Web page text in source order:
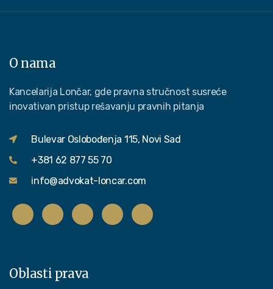
O nama
Kancelarija Lončar, gde pravna stručnost susreće
inovativan pristup rešavanju pravnih pitanja
Bulevar Oslobođenja 115, Novi Sad
+381 62 877 55 70
info@advokat-loncar.com
Oblasti prava